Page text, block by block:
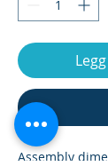
Assembly